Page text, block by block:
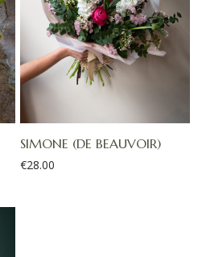
SIMONE (DE BEAUVOIR)
€28.00